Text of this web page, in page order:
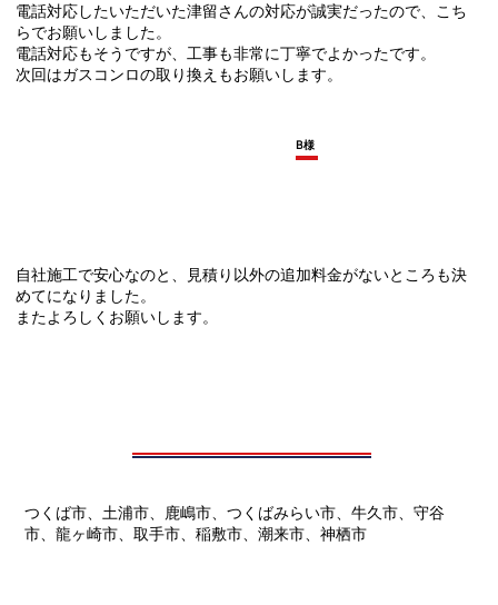
電話対応したいただいた津留さんの対応が誠実だったので、こち
らでお願いしました。
電話対応もそうですが、工事も非常に丁寧でよかったです。
次回はガスコンロの取り換えもお願いします。
自社施工で安心なのと、見積り以外の追加料金がないところも決
めてになりました。
またよろしくお願いします。
B様
つくば市、土浦市、鹿嶋市、つくばみらい市、牛久市、守谷
市、龍ヶ崎市、取手市、稲敷市、潮来市、神栖市